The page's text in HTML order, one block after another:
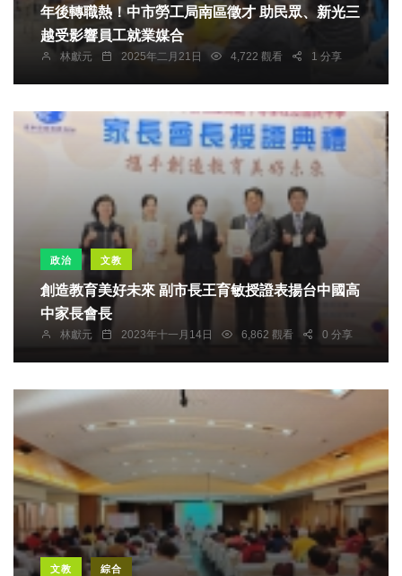
年後轉職熱！中市勞工局南區徵才 助民眾、新光三
越受影響員工就業媒合
林獻元 2025年二月21日 4,722 觀看 1 分享
政治 文教
創造教育美好未來 副市長王育敏授證表揚台中國高
中家長會長
林獻元 2023年十一月14日 6,862 觀看 0 分享
文教 綜合